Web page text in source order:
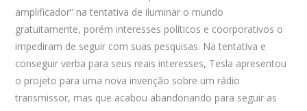
amplificador” na tentativa de iluminar o mundo
gratuitamente, porém interesses políticos e coorporativos o
impediram de seguir com suas pesquisas. Na tentativa e
conseguir verba para seus reais interesses, Tesla apresentou
o projeto para uma nova invenção sobre um rádio
transmissor, mas que acabou abandonando para seguir as